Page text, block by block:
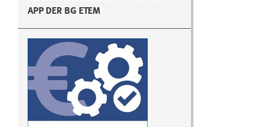
APP DER BG ETEM